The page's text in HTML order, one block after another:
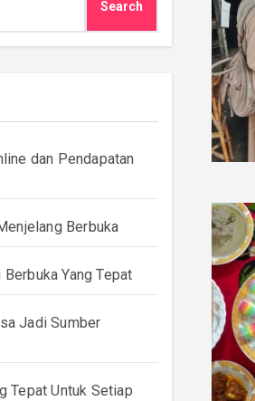
Search
dan Pendapatan
Berbuka
Yang Tepat
Jadi Sumber
Tepat Untuk Setiap